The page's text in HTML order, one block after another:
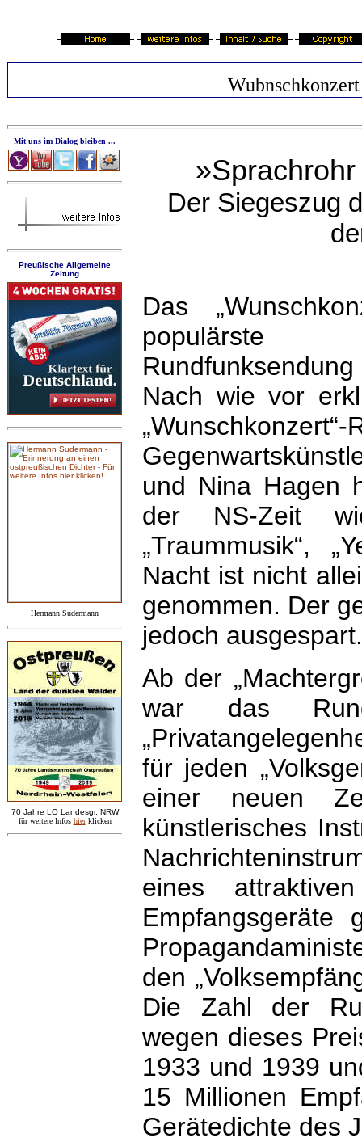
Wubnschkonzert
Mit uns im Dialog bleiben ...
Preußische Allgemeine
Zeitung
Hermann Sudermann
70 Jahre LO Landesgr. NRW
für weitere Infos hier klicken
Der Siegeszug
Das
Nach wie vor
und Nina Hagen
der NS-Zeit
„Traummusik“,
Nacht ist nicht
genommen. Der
jedoch ausgespart.
Ab der
war das
für jeden
einer neuen
künstlerisches
eines
Empfangsgeräte
den
Die Zahl der
wegen dieses
1933 und 1939
15 Millionen
Gerätedichte des